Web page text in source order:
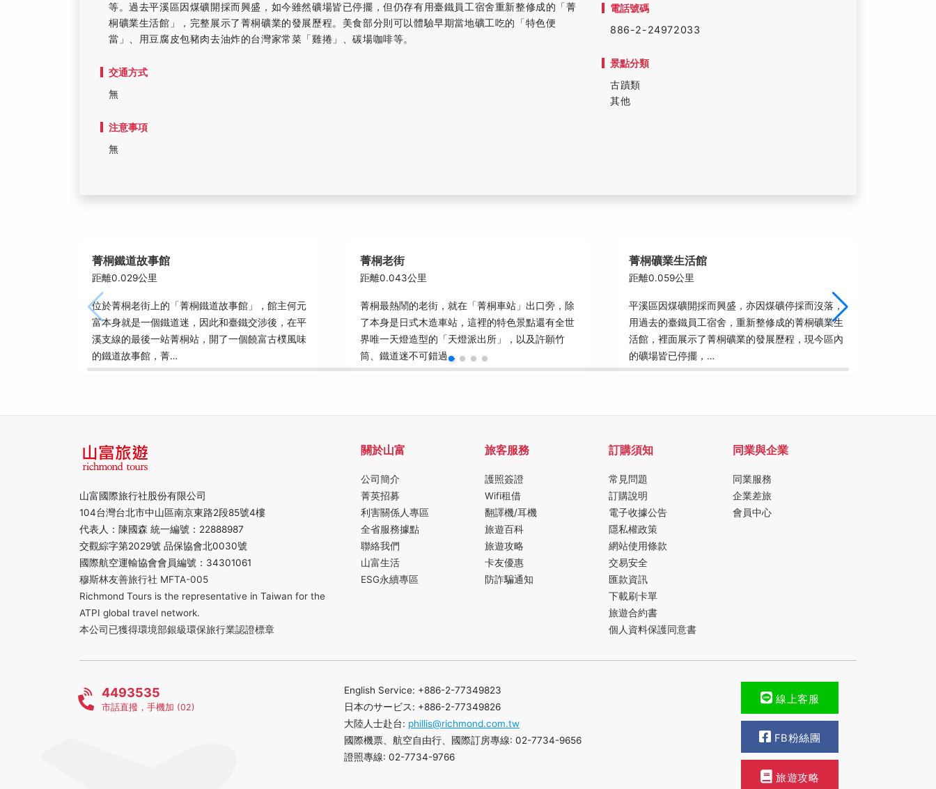
等。過去平溪區因煤礦開採而興盛，如今雖然礦場皆已停擺，但仍存有用臺鐵員工宿舍重新整修成的「菁
桐礦業生活館」，完整展示了菁桐礦業的發展歷程。美食部分則可以體驗早期當地礦工吃的「特色便
當」、用豆腐皮包豬肉去油炸的台灣家常菜「雞捲」、碳場咖啡等。
交通方式
無
注意事項
無
電話號碼
886-2-24972033
景點分類
古蹟類
其他
菁桐鐵道故事館
距離0.029公里
位於菁桐老街上的「菁桐鐵道故事館」，館主何元
富本身就是一個鐵道迷，因此和臺鐵交涉後，在平
溪支線的最後一站菁桐站，開了一個饒富古樸風味
的鐵道故事館，菁…
菁桐老街
距離0.043公里
菁桐最熱鬧的老街，就在「菁桐車站」出口旁，除
了本身是日式木造車站，這裡的特色景點還有全世
界唯一天燈造型的「天燈派出所」，以及許願竹
筒、鐵道迷不可錯過…
菁桐礦業生活館
距離0.059公里
平溪區因煤礦開採而興盛，亦因煤礦停採而沒落，
用過去的臺鐵員工宿舍，重新整修成的菁桐礦業生
活館，裡面展示了菁桐礦業的發展歷程，現今區內
的礦場皆已停擺，…
山富國際旅行社股份有限公司
104台灣台北市中山區南京東路2段85號4樓
代表人：陳國森 統一編號：22888987
交觀綜字第2029號 品保協會北0030號
國際航空運輸協會會員編號：34301061
穆斯林友善旅行社 MFTA-005
Richmond Tours is the representative in Taiwan for the
ATPI global travel network.
本公司已獲得環境部銀級環保旅行業認證標章
關於山富
公司簡介
菁英招募
利害關係人專區
全省服務據點
聯絡我們
山富生活
ESG永續專區
旅客服務
護照簽證
Wifi租借
翻譯機/耳機
旅遊百科
旅遊攻略
卡友優惠
防詐騙通知
訂購須知
常見問題
訂購說明
電子收據公告
隱私權政策
網站使用條款
交易安全
匯款資訊
下載刷卡單
旅遊合約書
個人資料保護同意書
同業與企業
同業服務
企業差旅
會員中心
4493535
市話直撥，手機加 (02)
English Service: +886-2-77349823
日本のサービス: +886-2-77349826
大陸人士赴台: phillis@richmond.com.tw
國際機票、航空自由行、國際訂房專線: 02-7734-9656
證照專線: 02-7734-9766
線上客服
FB粉絲團
旅遊攻略